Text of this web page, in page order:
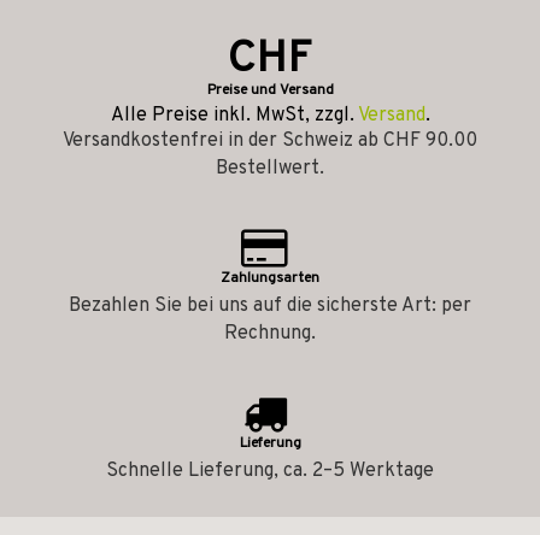
CHF
Preise und Versand
Alle Preise inkl. MwSt, zzgl. Versand.
Versandkostenfrei in der Schweiz ab CHF 90.00
Bestellwert.
Zahlungsarten
Bezahlen Sie bei uns auf die sicherste Art: per
Rechnung.
Lieferung
Schnelle Lieferung, ca. 2–5 Werktage